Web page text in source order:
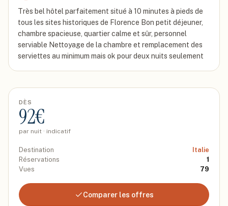
Très bel hôtel parfaitement situé à 10 minutes à pieds de
tous les sites historiques de Florence Bon petit déjeuner,
chambre spacieuse, quartier calme et sûr, personnel
serviable Nettoyage de la chambre et remplacement des
serviettes au minimum mais ok pour deux nuits seulement
DÈS
92€
par nuit · indicatif
Destination
Italie
Réservations
1
Vues
79
Comparer les offres